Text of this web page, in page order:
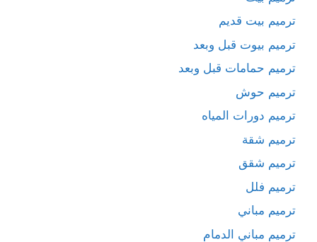
ترميم بيت قديم
ترميم بيوت قبل وبعد
ترميم حمامات قبل وبعد
ترميم حوش
ترميم دورات المياه
ترميم شقة
ترميم شقق
ترميم فلل
ترميم مباني
ترميم مباني الدمام